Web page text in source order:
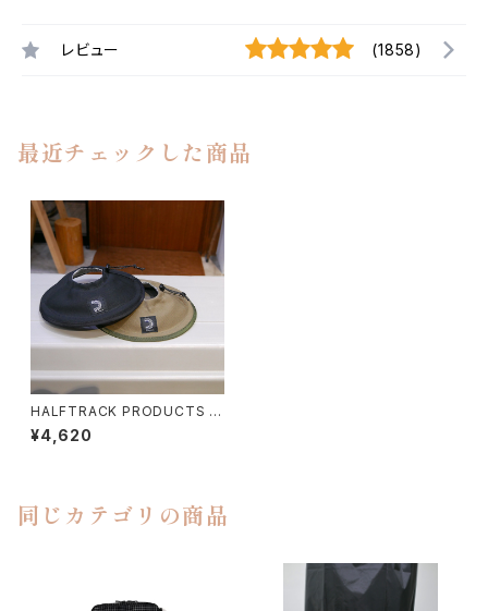
レビュー (1858)
最近チェックした商品
HALFTRACK PRODUCTS /
LAMPSHADE
¥4,620
同じカテゴリの商品